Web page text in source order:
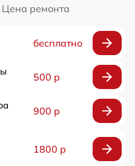
Цена ремонта
бесплатно
500 р
900 р
1800 р